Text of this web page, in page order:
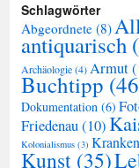
Schlagwörter
Abgeordnete (8)
antiquarisch
Archäologie(4)Armut
Buchtipp
Dokumentation (6)
Friedenau(10)
Kolonialismus (3)
Kunst (35)